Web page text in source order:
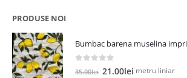
PRODUSE NOI
Bumbac barena muselina
out of 5
35.00lei Prețul
21.00lei Prețul
metru liniar